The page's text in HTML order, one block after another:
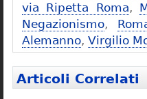
via Ripetta Roma,
Negazionismo,
Alemanno, Virgilio
Articoli Correlati